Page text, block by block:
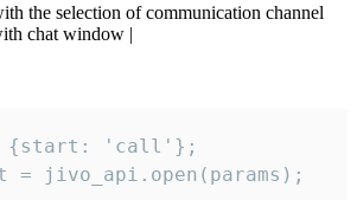
the selection of communication channel
chat window |
{start: 'call'};
= jivo_api.open(params);